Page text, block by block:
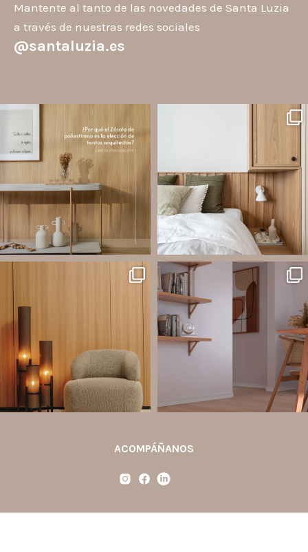
Mantente al tanto de las novedades de Santa Luzia
a través de nuestras redes sociales
@santaluzia.es
Los Zócalos de poliestireno ganaron
protagonismo en la arquitectura porque
combinan estética, practicidad y
desempeño en un solo producto.
...
tradicional? ¡Los Revestimientos de
pared Santa Luzia pueden ser la
Líneas como Waves, Gizé y...
Jul 14
1 0
paredes decorativas, respaldos de
2 0
santaluzia.es
¿Zócalo blanco, negro, gris, fendi o
beige? La elección puede cambiar por
completo la percepción de un
ambiente y aportar aún más valor a tu
proyecto.
ACOMPÁÑANOS